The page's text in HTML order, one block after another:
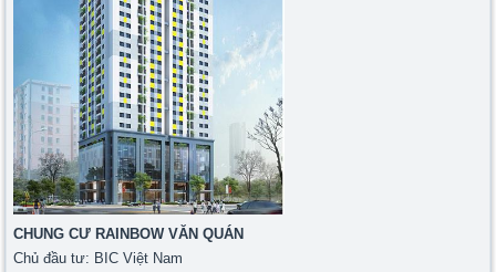
CHUNG CƯ RAINBOW VĂN QUÁN
Chủ đầu tư: BIC Việt Nam